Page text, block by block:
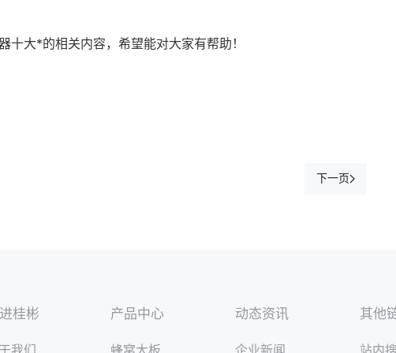
大*的相关内容，希望能对大家有帮助！
下一页
桂彬
我们
产品中心
蜂窝大板
动态资讯
企业新闻
其他
站内